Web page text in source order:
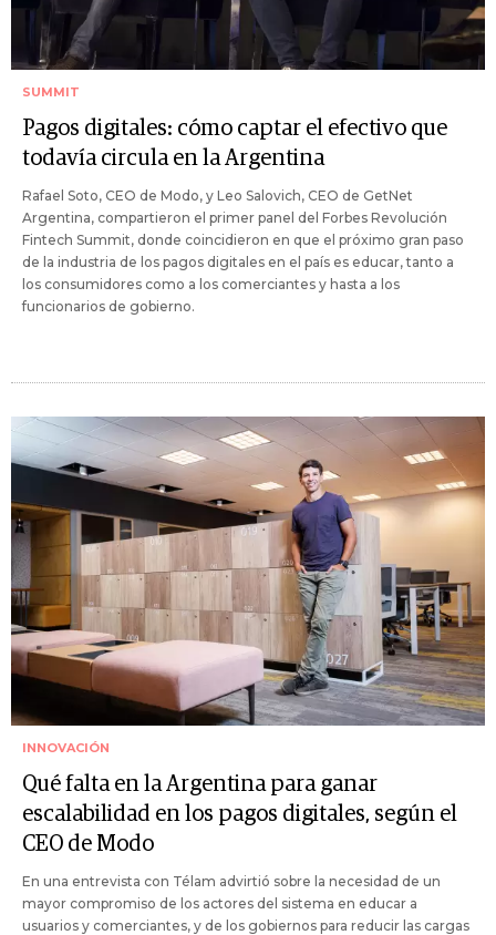
SUMMIT
Pagos digitales: cómo captar el efectivo que
todavía circula en la Argentina
Rafael Soto, CEO de Modo, y Leo Salovich, CEO de GetNet
Argentina, compartieron el primer panel del Forbes Revolución
Fintech Summit, donde coincidieron en que el próximo gran paso
de la industria de los pagos digitales en el país es educar, tanto a
los consumidores como a los comerciantes y hasta a los
funcionarios de gobierno.
INNOVACIÓN
Qué falta en la Argentina para ganar
escalabilidad en los pagos digitales, según el
CEO de Modo
En una entrevista con Télam advirtió sobre la necesidad de un
mayor compromiso de los actores del sistema en educar a
usuarios y comerciantes, y de los gobiernos para reducir las cargas